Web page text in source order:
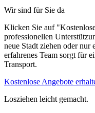
Wir sind für Sie da
Klicken Sie auf
professionellen
neue Stadt ziehen oder nur
erfahrenes Team sorgt für
Transport.
Kostenlose Angebote
Losziehen leicht gemacht.